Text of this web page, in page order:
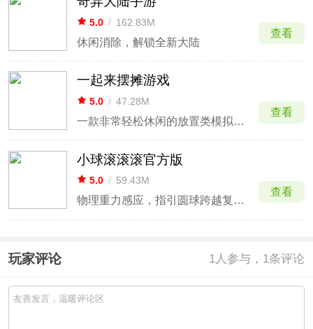
5.0 / 162.83M
休闲消除，解锁全新大陆
查看
一起来摆摊游戏
5.0 / 47.28M
一款非常轻松休闲的放置类模拟经营手游
查看
小球滚滚滚官方版
5.0 / 59.43M
物理重力感应，指引圆球跨越复杂的迷宫障碍。
查看
玩家评论 1 人参与，1条评论